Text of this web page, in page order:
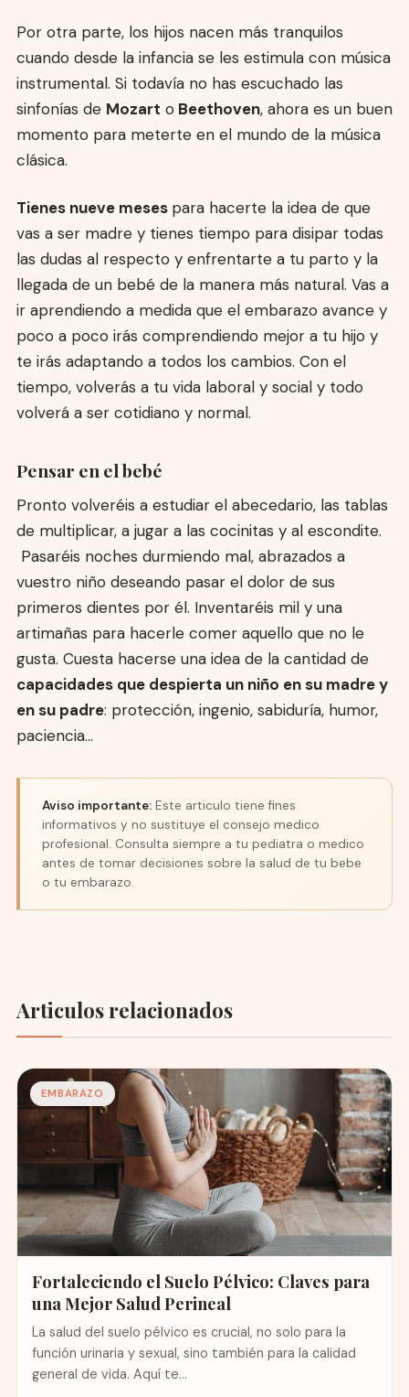
Por otra parte, los hijos nacen más tranquilos
cuando desde la infancia se les estimula con música
instrumental. Si todavía no has escuchado las
sinfonías de Mozart oBeethoven, ahora es un buen
momento para meterte en el mundo de la música
clásica.
Tienes nueve meses para hacerte la idea de que
vas a ser madre y tienes tiempo para disipar todas
las dudas al respecto y enfrentarte a tu parto y la
llegada de un bebé de la manera más natural. Vas a
ir aprendiendo a medida que el embarazo avance y
poco a poco irás comprendiendo mejor a tu hijo y
te irás adaptando a todos los cambios. Con el
tiempo, volverás a tu vida laboral y social y todo
volverá a ser cotidiano y normal.
Pensar en el bebé
Pronto volveréis a estudiar el abecedario, las tablas
de multiplicar, a jugar a las cocinitas y al escondite.
Pasaréis noches durmiendo mal, abrazados a
vuestro niño deseando pasar el dolor de sus
primeros dientes por él. Inventaréis mil y una
artimañas para hacerle comer aquello que no le
gusta. Cuesta hacerse una idea de la cantidad de
capacidades que despierta un niño en su madre y
en su padre: protección, ingenio, sabiduría, humor,
paciencia…
Aviso importante:Este articulo tiene fines
informativos y no sustituye el consejo medico
profesional. Consulta siempre a tu pediatra o medico
antes de tomar decisiones sobre la salud de tu bebe
o tu embarazo.
Articulos relacionados
EMBARAZO
Fortaleciendo el Suelo Pélvico: Claves para
una Mejor Salud Perineal
La salud del suelo pélvico es crucial, no solo para la
función urinaria y sexual, sino también para la calidad
general de vida. Aquí te...